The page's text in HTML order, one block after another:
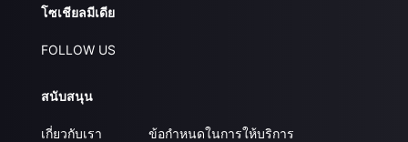
โซเชียลมีเดีย
FOLLOW US
สนับสนุน
เกี่ยวกับเรา
ข้อกำหนดในการให้บริการ